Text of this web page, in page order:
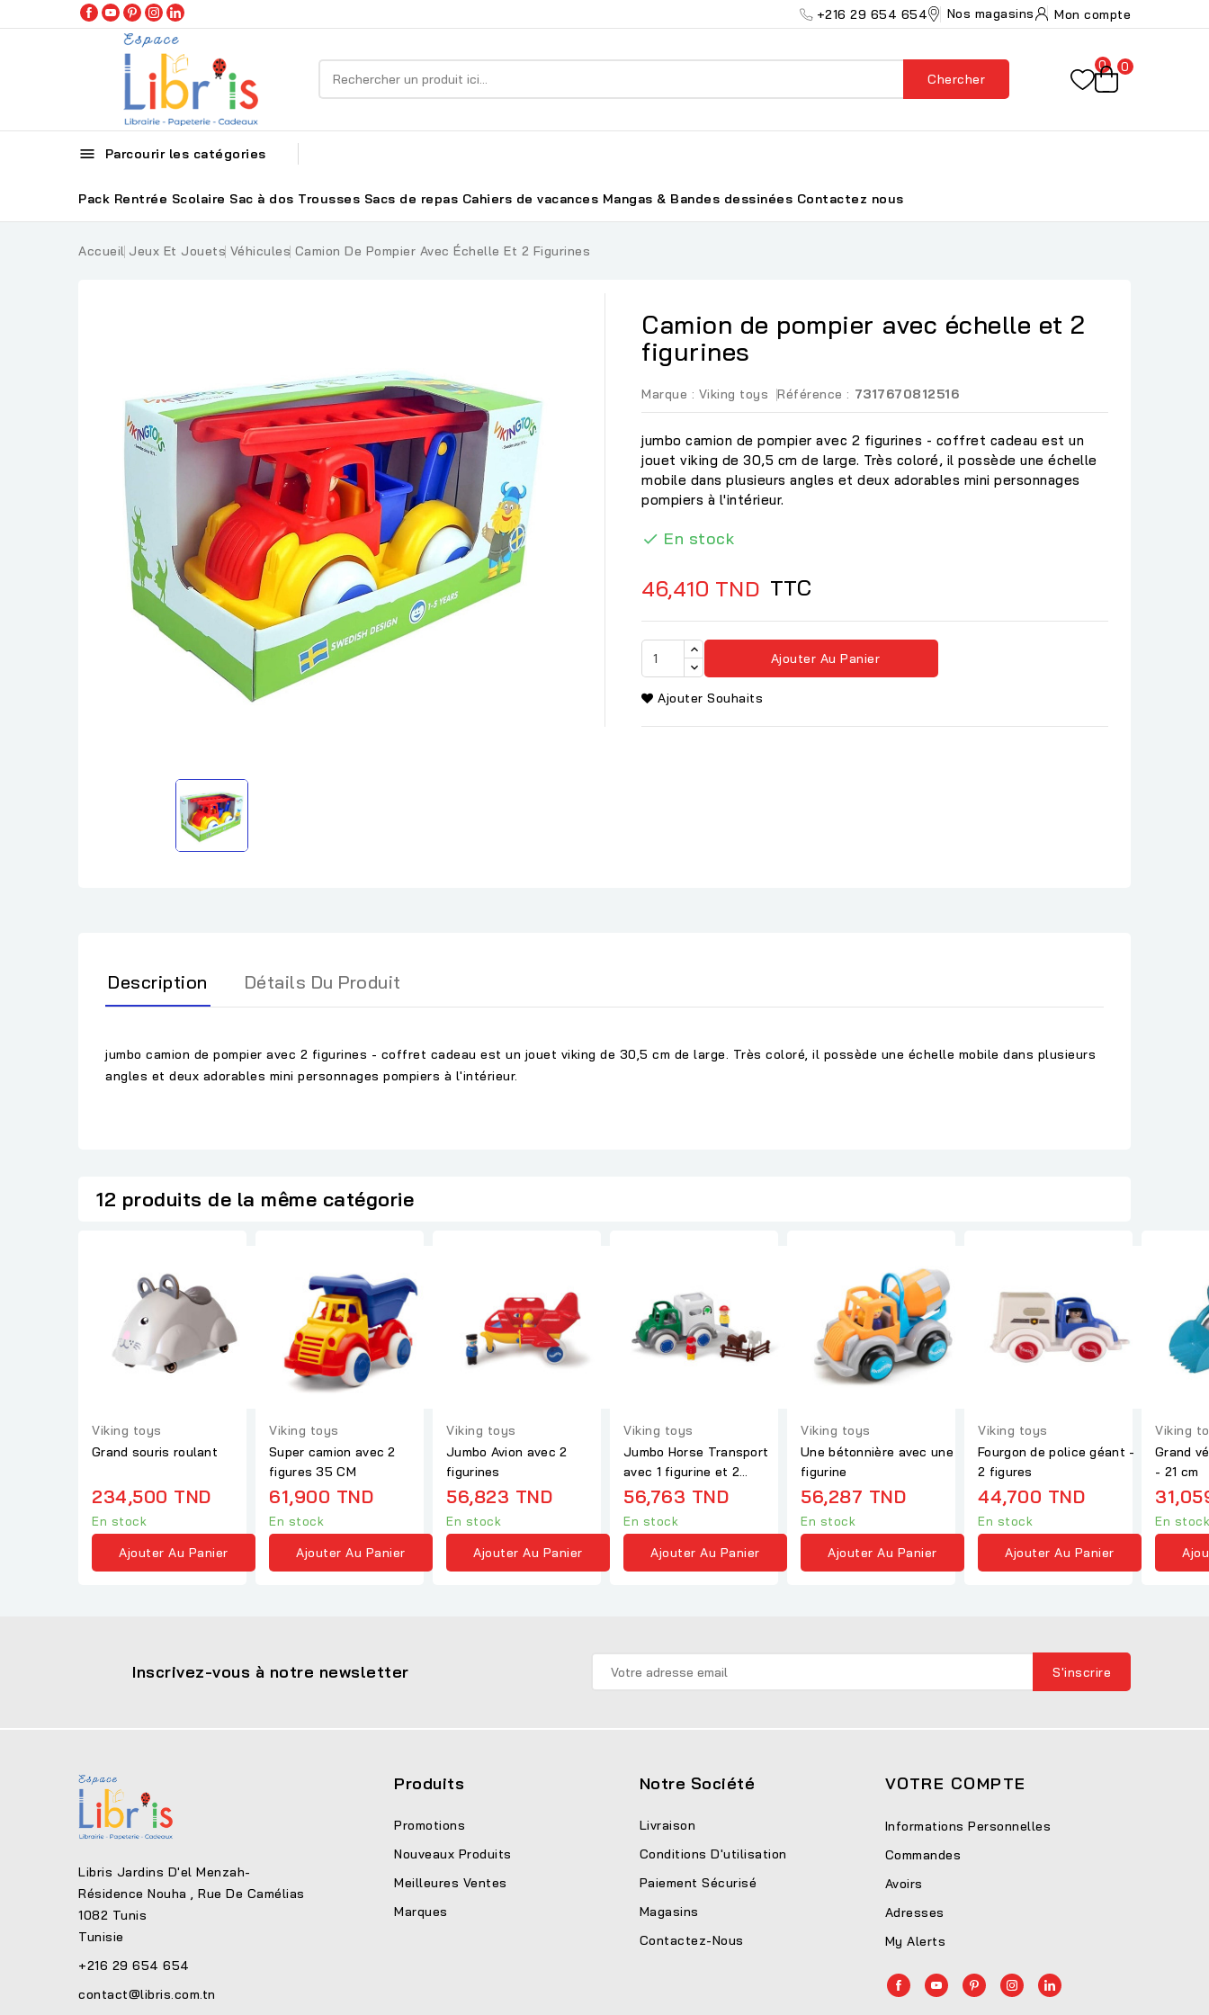
+216 29 654 654 Nos magasins Mon compte
Chercher
0 0
 Parcourir les catégories
Pack Rentrée Scolaire Sac à dos Trousses Sacs de repas Cahiers de vacances Mangas & Bandes dessinées Contactez nous
Accueil Jeux Et Jouets Véhicules Camion De Pompier Avec Échelle Et 2 Figurines
Camion de pompier avec échelle et 2
figurines
Marque : Viking toys Référence : 7317670812516
jumbo camion de pompier avec 2 figurines - coffret cadeau est un
jouet viking de 30,5 cm de large. Très coloré, il possède une échelle
mobile dans plusieurs angles et deux adorables mini personnages
pompiers à l'intérieur.
 En stock
46,410 TND TTC
Ajouter Au Panier
Ajouter Souhaits
Description Détails Du Produit
jumbo camion de pompier avec 2 figurines - coffret cadeau est un jouet viking de 30,5 cm de large. Très coloré, il possède une échelle mobile dans plusieurs
angles et deux adorables mini personnages pompiers à l'intérieur.
12 produits de la même catégorie
Viking toys
Grand souris roulant
234,500 TND
En stock
Ajouter Au Panier
Viking toys
Super camion avec 2
figures 35 CM
61,900 TND
En stock
Ajouter Au Panier
Viking toys
Jumbo Avion avec 2
figurines
56,823 TND
En stock
Ajouter Au Panier
Viking toys
Jumbo Horse Transport
avec 1 figurine et 2
chevaux
56,763 TND
En stock
Ajouter Au Panier
Viking toys
Une bétonnière avec une
figurine
56,287 TND
En stock
Ajouter Au Panier
Viking toys
Fourgon de police géant -
2 figures
44,700 TND
En stock
Ajouter Au Panier
Viking
Grand
- 21 cm
En stock
Inscrivez-vous à notre newsletter
Libris Jardins D'el Menzah-
Résidence Nouha , Rue De Camélias
1082 Tunis
Tunisie
+216 29 654 654
contact@libris.com.tn
Produits
Promotions
Nouveaux Produits
Meilleures Ventes
Marques
Notre Société
Livraison
Conditions D'utilisation
Paiement Sécurisé
Magasins
Contactez-Nous
VOTRE COMPTE
Informations Personnelles
Commandes
Avoirs
Adresses
My Alerts